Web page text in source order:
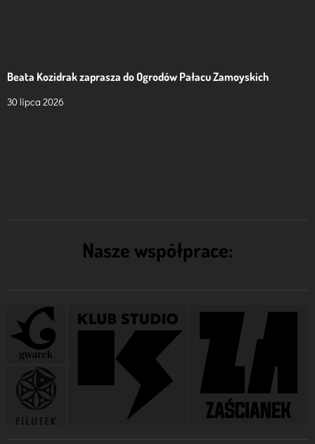
Beata Kozidrak zaprasza do Ogrodów Pałacu Zamoyskich
30 lipca 2026
Nasze współprace: